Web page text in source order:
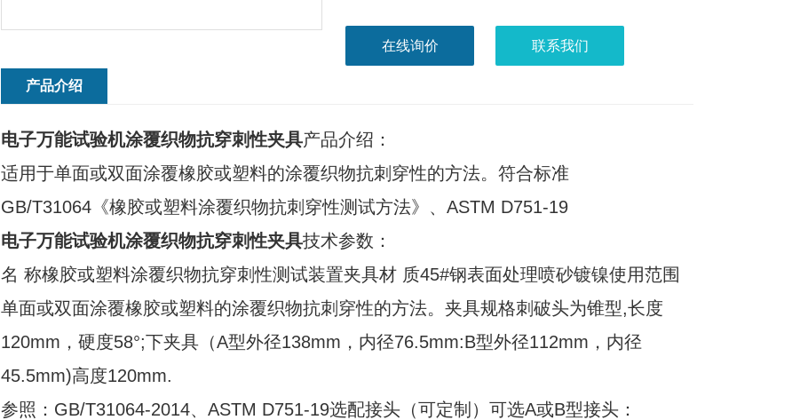
在线询价 联系我们
产品介绍
电子万能试验机涂覆织物抗穿刺性夹具产品介绍：
适用于单面或双面涂覆橡胶或塑料的涂覆织物抗刺穿性的方法。符合标准
GB/T31064《橡胶或塑料涂覆织物抗刺穿性测试方法》、ASTM D751-19
电子万能试验机涂覆织物抗穿刺性夹具技术参数：
名 称橡胶或塑料涂覆织物抗穿刺性测试装置夹具材 质45#钢表面处理喷砂镀镍使用范围
单面或双面涂覆橡胶或塑料的涂覆织物抗刺穿性的方法。夹具规格刺破头为锥型,长度
120mm，硬度58°;下夹具（A型外径138mm，内径76.5mm:B型外径112mm，内径
45.5mm)高度120mm.
参照：GB/T31064-2014、ASTM D751-19选配接头（可定制）可选A或B型接头：